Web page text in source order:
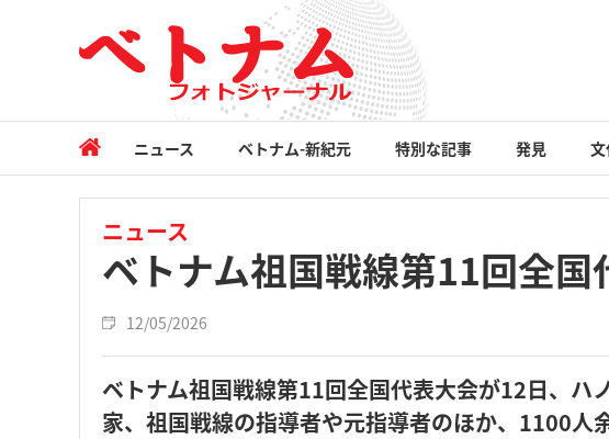
ニュース ベトナム-新紀元 特別な記事 発見
ニュース
ベトナム祖国戦線第11回全国
12/05/2026
ベトナム祖国戦線第11回全国代表大会が12日、ハ
家、祖国戦線の指導者や元指導者のほか、1100人